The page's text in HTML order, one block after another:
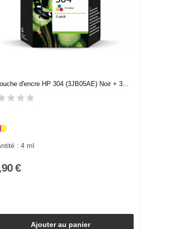
d'encre HP 304 (3JB05AE) Noir + 3...
: 4 ml
€
Ajouter au panier